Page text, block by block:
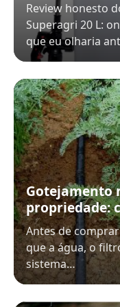
Review honesto
Superagri 20 L:
que eu olharia
Gotejamento
propriedade:
Antes de
que a água, o
sistema…